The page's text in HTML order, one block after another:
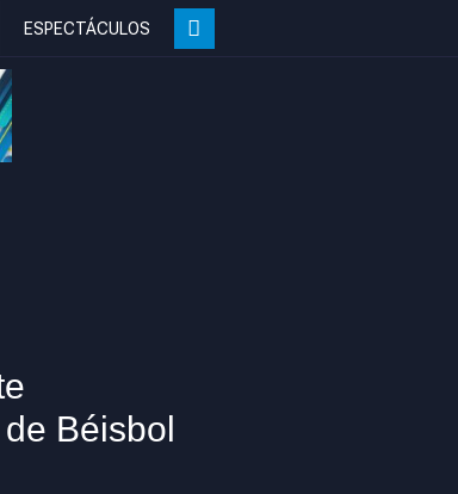
ESPECTÁCULOS
Béisbol